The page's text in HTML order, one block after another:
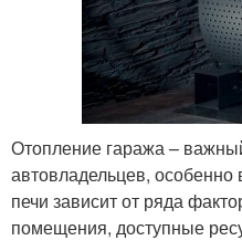
Отопление гаража –
автовладельцев,
печи зависит от ряда
помещения, доступные